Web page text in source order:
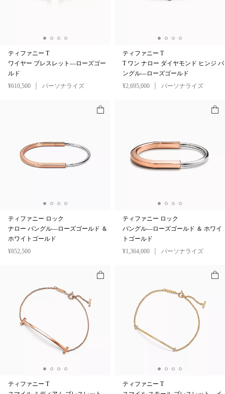
ティファニー T
ワイヤー ブレスレット—ローズゴー
ルド
¥610,500
パーソナライズ
ティファニー T
T ワン ナロー ダイヤモンド ヒンジ バ
ングル—ローズゴールド
¥2,695,000
パーソナライズ
ティファニー ロック
ナロー バングル—ローズゴールド ＆
ホワイトゴールド
¥852,500
ティファニー ロック
バングル—ローズゴールド ＆ ホワイ
トゴールド
¥1,364,000
パーソナライズ
ティファニー T
ティファニー T